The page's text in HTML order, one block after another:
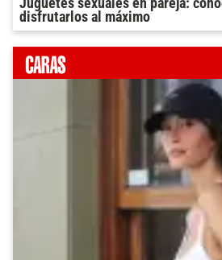
Juguetes sexuales en pareja:
disfrutarlos al máximo